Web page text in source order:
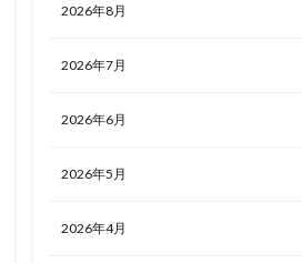
2026年8月
2026年7月
2026年6月
2026年5月
2026年4月